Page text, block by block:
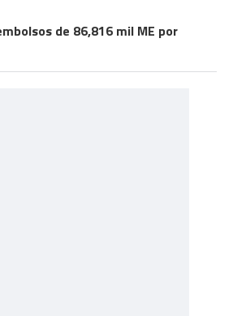
de 86,816 mil ME por